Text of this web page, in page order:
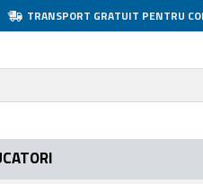
TRANSPORT GRATUIT PENTRU